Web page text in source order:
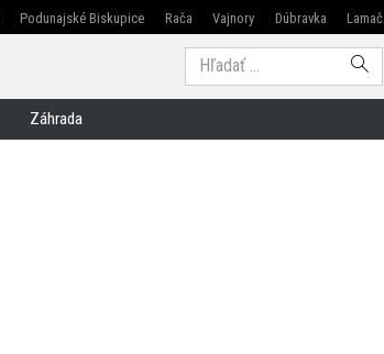
Podunajské Biskupice Rača Vajnory Dúbravka
Lamač
Hľadať:
Záhrada